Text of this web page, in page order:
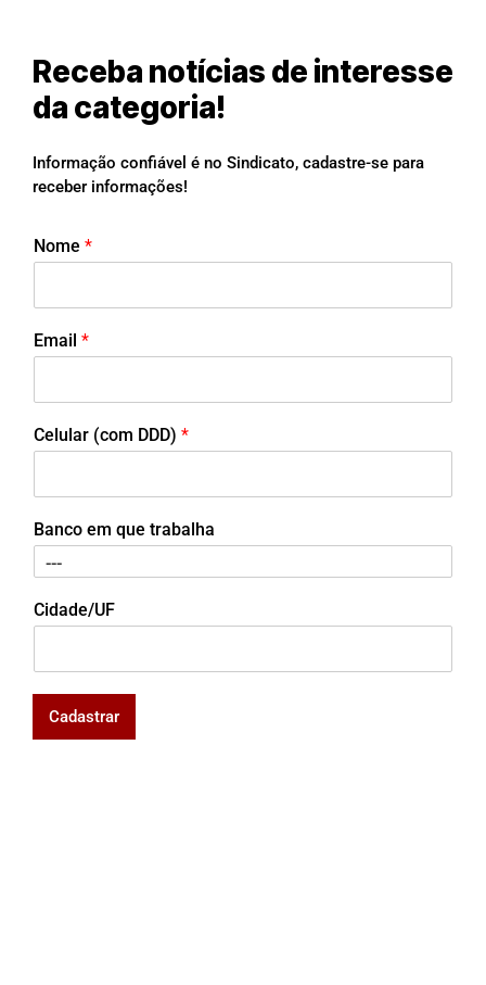
Receba notícias de interesse
da categoria!
Informação confiável é no Sindicato, cadastre-se para
receber informações!
Nome *
Email *
Celular (com DDD) *
Banco em que trabalha
Cidade/UF
Cadastrar